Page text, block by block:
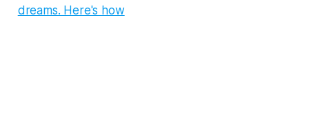
dreams. Here's how